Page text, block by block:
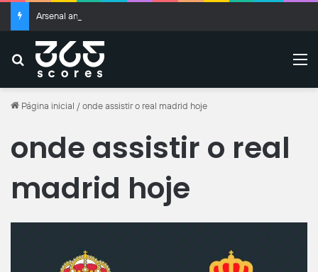
Buscar
Página inicial / onde assistir o real madrid hoje
onde assistir o real
madrid hoje